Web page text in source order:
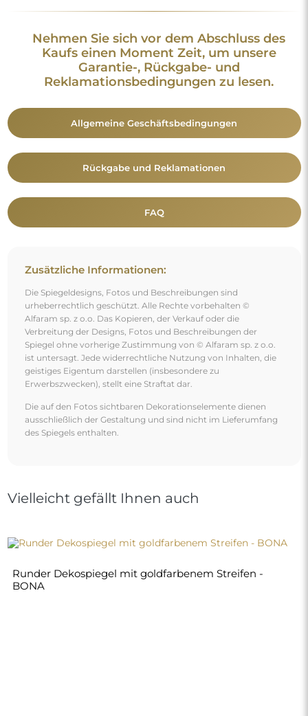
Nehmen Sie sich vor dem Abschluss des
Kaufs einen Moment Zeit, um unsere
Garantie-, Rückgabe- und
Reklamationsbedingungen zu lesen.
Allgemeine Geschäftsbedingungen
Rückgabe und Reklamationen
FAQ
Zusätzliche Informationen:
Die Spiegeldesigns, Fotos und Beschreibungen sind
urheberrechtlich geschützt. Alle Rechte vorbehalten ©
Alfaram sp. z o.o. Das Kopieren, der Verkauf oder die
Verbreitung der Designs, Fotos und Beschreibungen der
Spiegel ohne vorherige Zustimmung von © Alfaram sp. z o.o.
ist untersagt. Jede widerrechtliche Nutzung von Inhalten, die
geistiges Eigentum darstellen (insbesondere zu
Erwerbszwecken), stellt eine Straftat dar.
Die auf den Fotos sichtbaren Dekorationselemente dienen
ausschließlich der Gestaltung und sind nicht im Lieferumfang
des Spiegels enthalten.
Vielleicht gefällt Ihnen auch
Runder Dekospiegel mit goldfarbenem Streifen -
BONA